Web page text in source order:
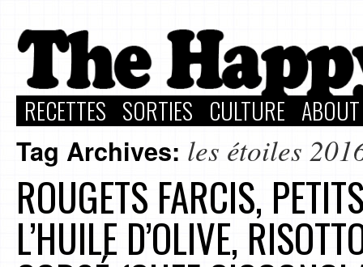
RECETTES SORTIES CULTURE
Tag Archives: les étoiles
ROUGETS FARCIS,
L’HUILE D’OLIVE,